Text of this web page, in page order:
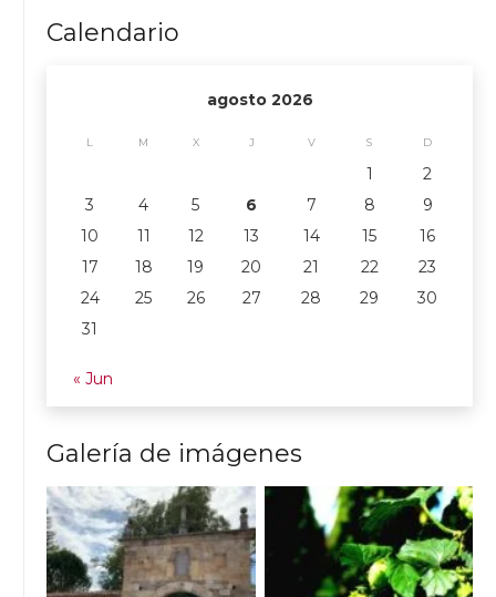
Calendario
agosto 2026
L M X J V S D
1
2
3
4 5 6 7 8
9
10
11 12 13 14 15
16
17
18 19 20 21 22
23
24
25 26 27 28 29
30
31
« Jun
Galería de imágenes